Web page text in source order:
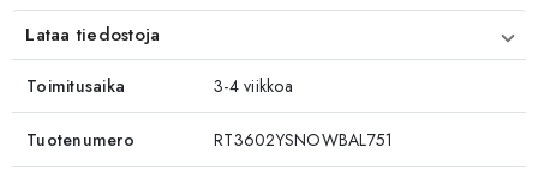
Lataa tiedostoja
Toimitusaika 3-4 viikkoa
Tuotenumero RT3602YSNOWBAL751